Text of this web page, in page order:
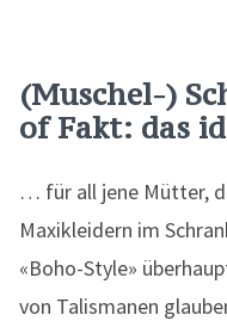
(Muschel-)
of Fakt: das
… für all jene Mütter,
Maxikleidern im
«Boho-Style»
von Talismanen